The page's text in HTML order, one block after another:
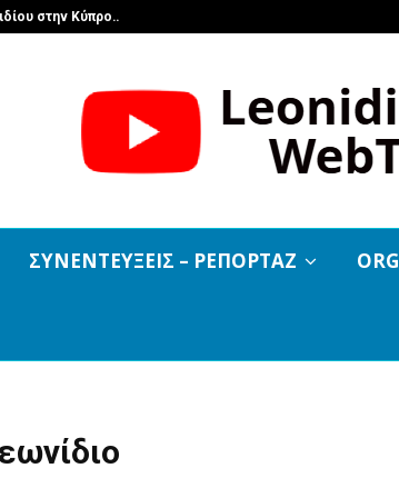
στην Κύπρο…
ΣΥΝΕΝΤΕΥΞΕΙΣ – ΡΕΠΟΡΤΑΖ